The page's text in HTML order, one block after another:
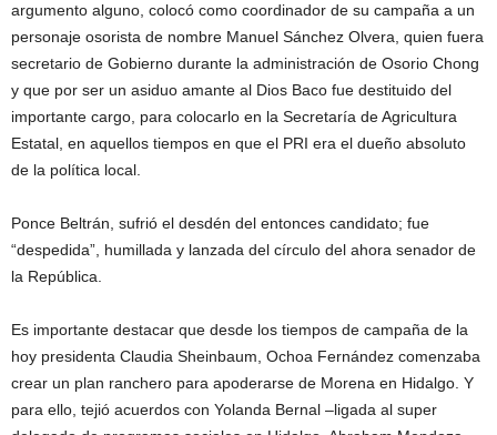
argumento alguno, colocó como coordinador de su campaña a un
personaje osorista de nombre Manuel Sánchez Olvera, quien fuera
secretario de Gobierno durante la administración de Osorio Chong
y que por ser un asiduo amante al Dios Baco fue destituido del
importante cargo, para colocarlo en la Secretaría de Agricultura
Estatal, en aquellos tiempos en que el PRI era el dueño absoluto
de la política local.
Ponce Beltrán, sufrió el desdén del entonces candidato; fue
“despedida”, humillada y lanzada del círculo del ahora senador de
la República.
Es importante destacar que desde los tiempos de campaña de la
hoy presidenta Claudia Sheinbaum, Ochoa Fernández comenzaba
crear un plan ranchero para apoderarse de Morena en Hidalgo. Y
para ello, tejió acuerdos con Yolanda Bernal –ligada al super